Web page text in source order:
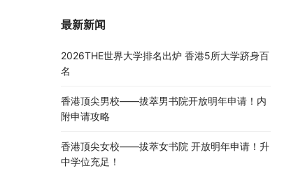
最新新闻
2026THE世界大学排名出炉 香港5所大学跻身百
名
香港顶尖男校——拔萃男书院开放明年申请！内
附申请攻略
香港顶尖女校——拔萃女书院 开放明年申请！升
中学位充足！